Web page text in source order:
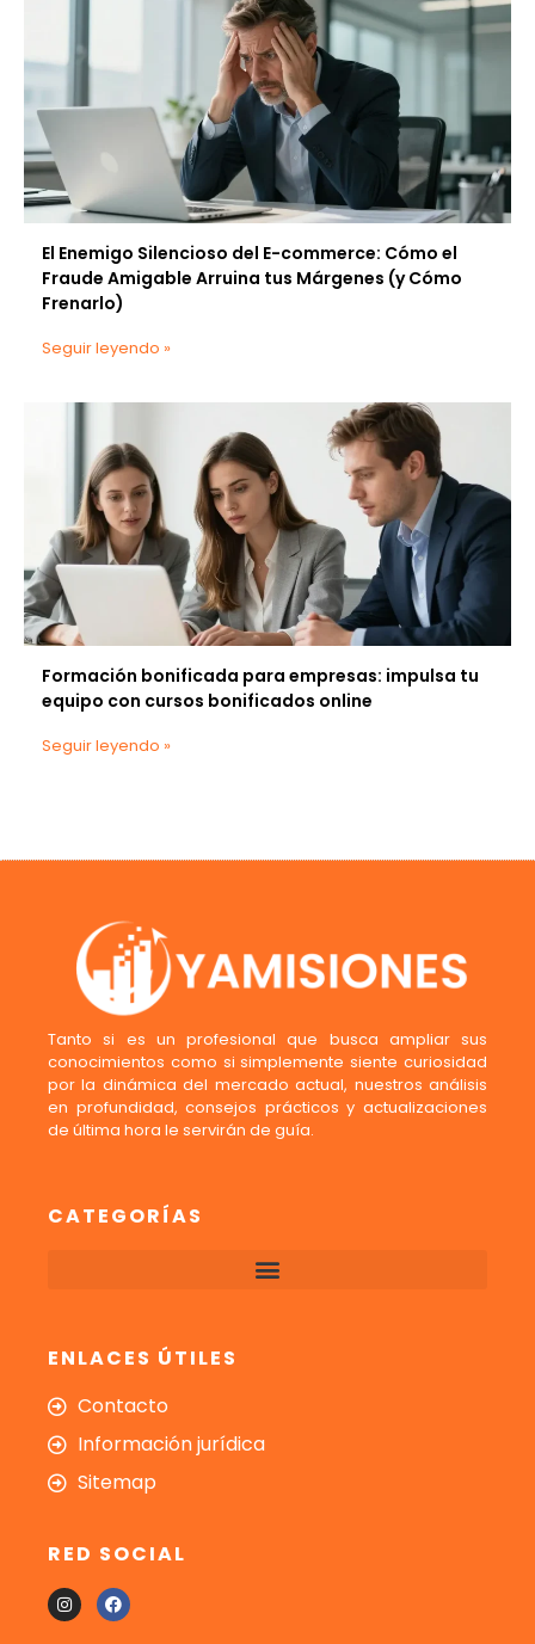
El Enemigo Silencioso del E-commerce: Cómo el
Fraude Amigable Arruina tus Márgenes (y Cómo
Frenarlo)
Seguir leyendo »
Formación bonificada para empresas: impulsa tu
equipo con cursos bonificados online
Seguir leyendo »
Tanto si es un profesional que busca ampliar sus
conocimientos como si simplemente siente curiosidad
por la dinámica del mercado actual, nuestros análisis
en profundidad, consejos prácticos y actualizaciones
de última hora le servirán de guía.
CATEGORÍAS
ENLACES ÚTILES
Contacto
Información jurídica
Sitemap
RED SOCIAL